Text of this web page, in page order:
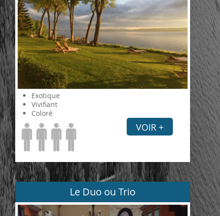
Exotique
Vivifiant
Coloré
VOIR +
Le Duo ou Trio